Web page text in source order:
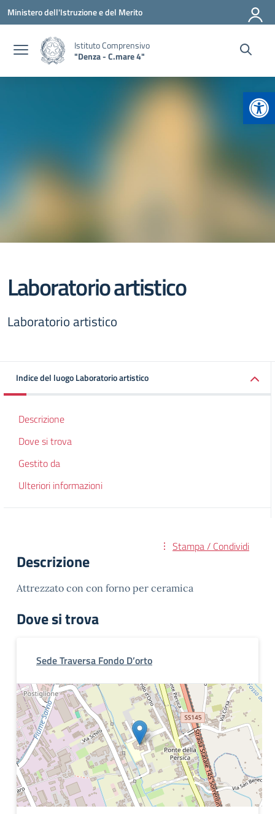
Vai ai contenuti
Vai al menu di navigazione
Vai al footer
Ministero dell'Istruzione e del Merito
Istituto Comprensivo
"Denza - C.mare 4"
Laboratorio artistico
Laboratorio artistico
Indice del luogo Laboratorio artistico
Descrizione
Dove si trova
Gestito da
Ulteriori informazioni
Stampa / Condividi
Descrizione
Attrezzato con con forno per ceramica
Dove si trova
Sede Traversa Fondo D’orto